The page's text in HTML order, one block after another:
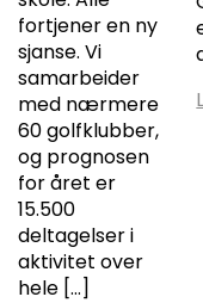
fortjener en ny
sjanse. Vi
samarbeider
med nærmere
60 golfklubber,
og prognosen
for året er
15.500
deltagelser i
aktivitet over
hele […]